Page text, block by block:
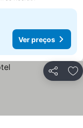
Ver preços
Partilhar